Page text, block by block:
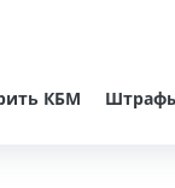
КБМ